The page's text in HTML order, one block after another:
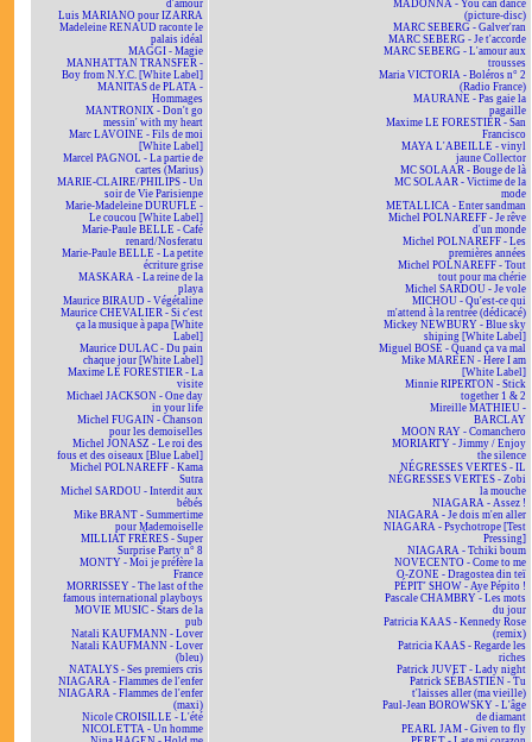
d'amour
Luis MARIANO pour IZARRA
Madeleine RENAUD raconte le
palais idéal
MAGGI - Magie
MANHATTAN TRANSFER -
Boy from N.Y.C. [White Label]
MANITAS de PLATA -
Hommages
MANTRONIX - Don't go
messin' with my heart
Marc LAVOINE - Fils de moi
[White Label]
Marcel PAGNOL - La partie de
cartes (Marius)
MARIE-CLAIRE/PHILIPS - Un
soir de Vie Parisienne
Marie-Madeleine DURUFLÉ -
Le coucou [White Label]
Marie-Paule BELLE - Café
renard/Nosferatu
Marie-Paule BELLE - La petite
écriture grise
MASKARA - La reine de la
playa
Maurice BIRAUD - Végétaline
Maurice CHEVALIER - Si c'est
ça la musique à papa [White
Label]
Maurice DULAC - Du pain
chaque jour [White Label]
Maxime LE FORESTIER - La
visite
Michael JACKSON - One day
in your life
Michel FUGAIN - Chanson
pour les demoiselles
Michel JONASZ - Le roi des
fous et des oiseaux [Blue Label]
Michel POLNAREFF - Kama
Sutra
Michel SARDOU - Interdit aux
bébés
Mike BRANT - Summertime
pour Mademoiselle
MILLIAT FRÈRES - Super
Surprise Party n° 8
MONTY - Moi je préfère la
France
MORRISSEY - The last of the
famous international playboys
MOVIE MUSIC - Stars de la
pub
Natali KAUFMANN - Lover
Natali KAUFMANN - Lover
(bleu)
NATALYS - Ses premiers cris
NIAGARA - Flammes de l'enfer
NIAGARA - Flammes de l'enfer
(maxi)
Nicole CROISILLE - L'été
NICOLETTA - Un homme
MADONNA - You can dance
(picture-disc)
MARC SEBERG - Galver'ran
MARC SEBERG - Je t'accorde
MARC SEBERG - L'amour aux
trousses
Maria VICTORIA - Boléros n° 2
(Radio France)
MAURANE - Pas gaie la
pagaille
Maxime LE FORESTIER - San
Francisco
MAYA L'ABEILLE - vinyl
jaune Collector
MC SOLAAR - Bouge de là
MC SOLAAR - Victime de la
mode
METALLICA - Enter sandman
Michel POLNAREFF - Je rêve
d'un monde
Michel POLNAREFF - Les
premières années
Michel POLNAREFF - Tout
tout pour ma chérie
Michel SARDOU - Je vole
MICHOU - Qu'est-ce qui
m'attend à la rentrée (dédicacé)
Mickey NEWBURY - Blue sky
shining [White Label]
Miguel BOSÉ - Quand ça va mal
Mike MAREEN - Here I am
[White Label]
Minnie RIPERTON - Stick
together 1 & 2
Mireille MATHIEU -
BARCLAY
MOON RAY - Comanchero
MORIARTY - Jimmy / Enjoy
the silence
NÉGRESSES VERTES - IL
NÉGRESSES VERTES - Zobi
la mouche
NIAGARA - Assez !
NIAGARA - Je dois m'en aller
NIAGARA - Psychotrope [Test
Pressing]
NIAGARA - Tchiki boum
NOVECENTO - Come to me
O-ZONE - Dragostea din teï
PÉPIT' SHOW - Aye Pépito !
Pascale CHAMBRY - Les mots
du jour
Patricia KAAS - Kennedy Rose
(remix)
Patricia KAAS - Regarde les
riches
Patrick JUVET - Lady night
Patrick SÉBASTIEN - Tu
t'laisses aller (ma vieille)
Paul-Jean BOROWSKY - L'âge
de diamant
PEARL JAM - Given to fly